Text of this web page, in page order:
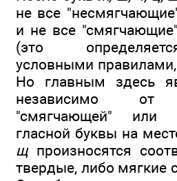
не все
и не все
(это
условными
Но главным здесь
независимо от
"смягчающей" или
гласной буквы на
щпроизносятся
твердые, либо мягкие